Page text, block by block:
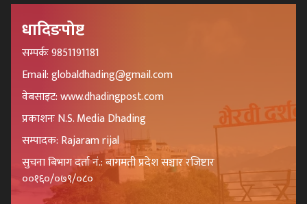
धादिङपोष्ट
सम्पर्कः 9851191181
Email: globaldhading@gmail.com
वेबसाइट: www.dhadingpost.com
प्रकाशनः N.S. Media Dhading
सम्पादक: Rajaram rijal
सुचना बिभाग दर्ता नं.: बागमती प्रदेश सञ्चार रजिष्टार
००१६०/०७९/०८०